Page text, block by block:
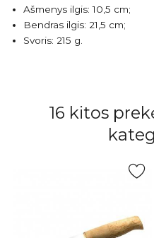
Ašmenys ilgis: 10,5 cm;
Bendras ilgis: 21,5 cm;
Svoris: 215 g.
16 kitos